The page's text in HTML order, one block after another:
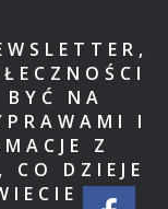
NA
I
Z
CO DZIEJE